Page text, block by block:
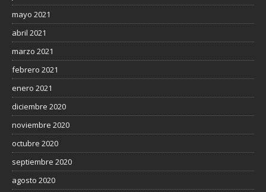
mayo 2021
abril 2021
marzo 2021
febrero 2021
enero 2021
diciembre 2020
noviembre 2020
octubre 2020
septiembre 2020
agosto 2020